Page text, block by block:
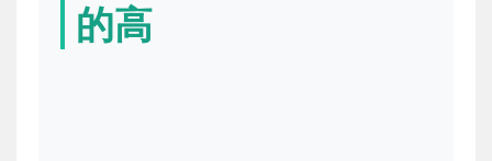
的高